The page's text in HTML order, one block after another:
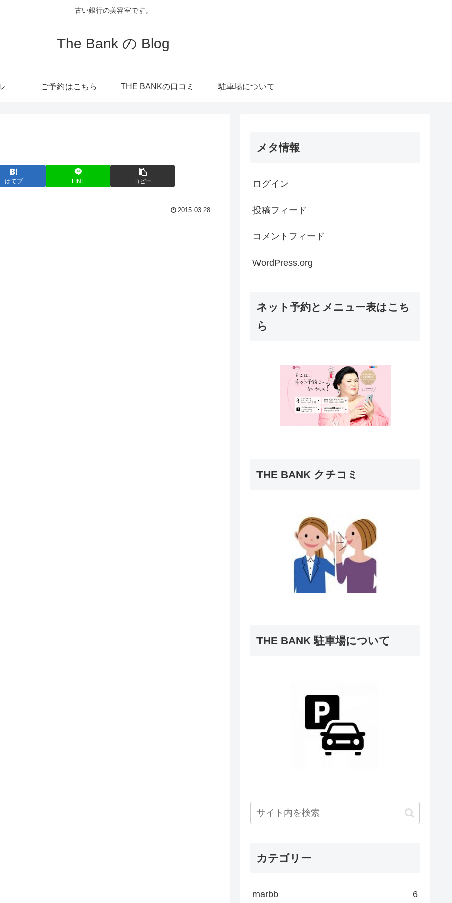
古い銀行の美容室です。
The Bank の Blog
ご予約はこちら THE BANKの口コミ 駐車場について
はてブ LINE コピー
2015.03.28
メタ情報
ログイン
投稿フィード
コメントフィード
WordPress.org
ネット予約とメニュー表はこち
ら
THE BANK クチコミ
THE BANK 駐車場について
カテゴリー
marbb 6